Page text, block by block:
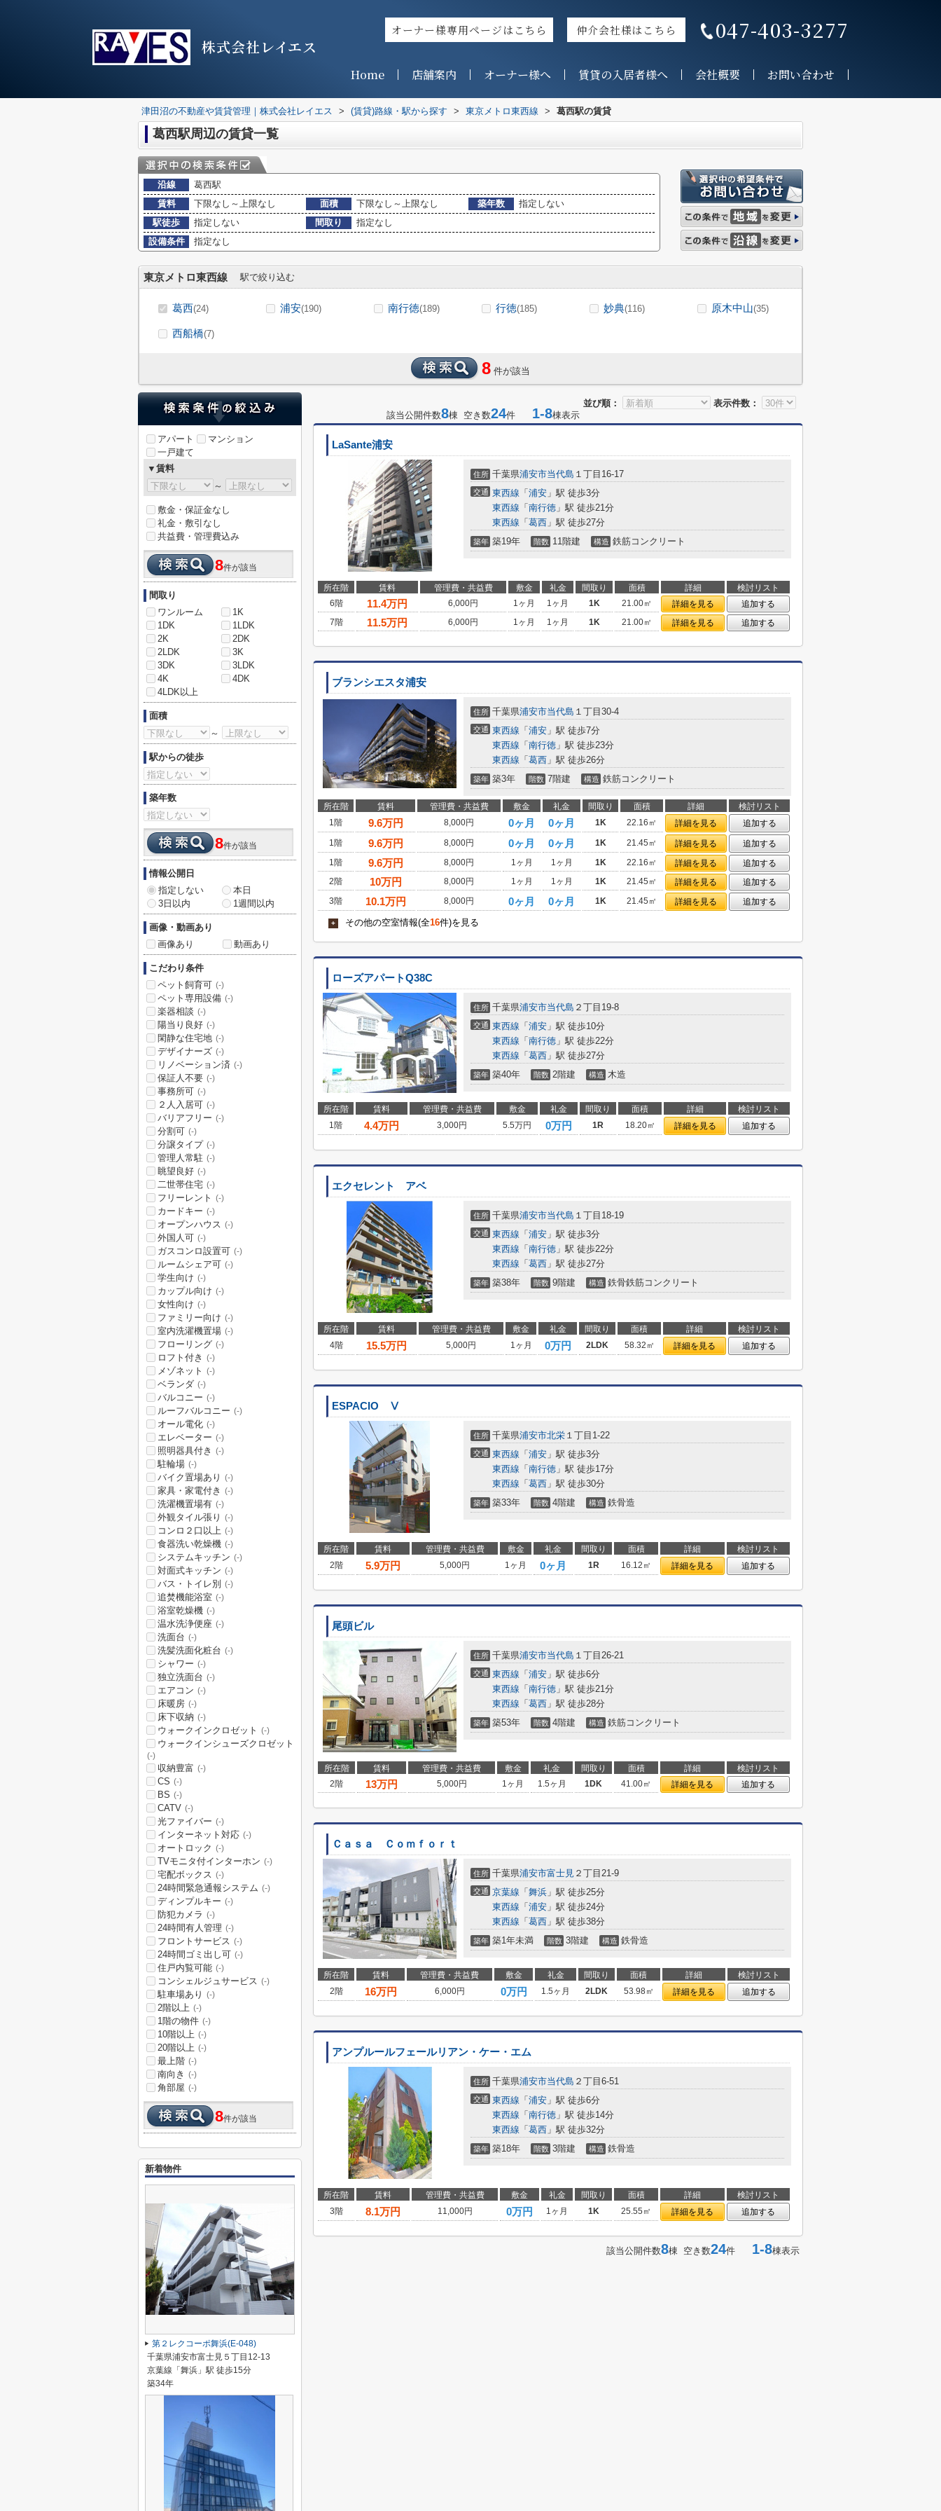
株式会社レイエス
オーナー様専用ページはこちら 仲介会社様はこちら 047-403-3277
Home 店舗案内 オーナー様へ 賃貸の入居者様へ 会社概要 お問い合わせ
津田沼の不動産や賃貸管理｜株式会社レイエス > (賃貸)路線・駅から探す > 東京メトロ東西線 > 葛西駅の賃貸
葛西駅周辺の賃貸一覧
沿線
葛西駅
賃料
下限なし～上限なし 面積 下限なし～上限なし 築年数
指定しない
駅徒歩
指定しない 間取り
指定なし
設備条件
指定なし
東京メトロ東西線 駅で絞り込む
葛西(24) 浦安(190) 南行徳(189) 行徳(185) 妙典(116) 原木中山(35)
西船橋(7)
8 件が該当
並び順：
表示件数：
該当公開件数8棟 空き数24件 1-8棟表示
LaSante浦安
住所 千葉県浦安市当代島 １丁目16-17
交通 東西線 「 浦安 」駅 徒歩3分
東西線 「 南行徳 」駅 徒歩21分
東西線 「 葛西 」駅 徒歩27分
築年 築19年 階数 11階建 構造 鉄筋コンクリート
所在階 賃料 管理費・共益費 敷金 礼金 間取り 面積 詳細
検討リスト
6階
11.4万円 6,000円 1ヶ月 1ヶ月 1K 21.00㎡ 詳細を見る
追加する
7階
11.5万円 6,000円 1ヶ月 1ヶ月 1K 21.00㎡ 詳細を見る 追加する
ブランシエスタ浦安
住所 千葉県浦安市当代島 １丁目30-4
交通 東西線 「 浦安 」駅 徒歩7分
東西線 「 南行徳 」駅 徒歩23分
東西線 「 葛西 」駅 徒歩26分
築年 築3年 階数 7階建 構造 鉄筋コンクリート
所在階 賃料 管理費・共益費 敷金 礼金 間取り 面積 詳細
検討リスト
1階
9.6万円 8,000円 0ヶ月 0ヶ月 1K 22.16㎡ 詳細を見る
追加する
1階
9.6万円 8,000円 0ヶ月 0ヶ月 1K 21.45㎡ 詳細を見る
追加する
1階
9.6万円 8,000円 1ヶ月 1ヶ月 1K 22.16㎡ 詳細を見る
追加する
2階
10万円 8,000円 1ヶ月 1ヶ月 1K 21.45㎡ 詳細を見る
追加する
3階
10.1万円 8,000円 0ヶ月 0ヶ月 1K 21.45㎡ 詳細を見る 追加する
+ その他の空室情報(全16件)を見る
ローズアパートQ38C
住所 千葉県浦安市当代島 ２丁目19-8
交通 東西線 「 浦安 」駅 徒歩10分
東西線 「 南行徳 」駅 徒歩22分
東西線 「 葛西 」駅 徒歩27分
築年 築40年 階数 2階建 構造 木造
所在階 賃料 管理費・共益費 敷金 礼金 間取り 面積 詳細
検討リスト
1階
4.4万円 3,000円 5.5万円 0万円 1R 18.20㎡ 詳細を見る 追加する
エクセレント アベ
住所 千葉県浦安市当代島 １丁目18-19
交通 東西線 「 浦安 」駅 徒歩3分
東西線 「 南行徳 」駅 徒歩22分
東西線 「 葛西 」駅 徒歩27分
築年 築38年 階数 9階建 構造 鉄骨鉄筋コンクリート
所在階 賃料 管理費・共益費 敷金 礼金 間取り 面積 詳細
検討リスト
4階
15.5万円 5,000円 1ヶ月 0万円 2LDK 58.32㎡ 詳細を見る 追加する
ESPACIO Ⅴ
住所 千葉県浦安市北栄 １丁目1-22
交通 東西線 「 浦安 」駅 徒歩3分
東西線 「 南行徳 」駅 徒歩17分
東西線 「 葛西 」駅 徒歩30分
築年 築33年 階数 4階建 構造 鉄骨造
所在階 賃料 管理費・共益費 敷金 礼金 間取り 面積 詳細
検討リスト
2階
5.9万円 5,000円 1ヶ月 0ヶ月 1R 16.12㎡ 詳細を見る 追加する
尾頭ビル
住所 千葉県浦安市当代島 １丁目26-21
交通 東西線 「 浦安 」駅 徒歩6分
東西線 「 南行徳 」駅 徒歩21分
東西線 「 葛西 」駅 徒歩28分
築年 築53年 階数 4階建 構造 鉄筋コンクリート
所在階 賃料 管理費・共益費 敷金 礼金 間取り 面積 詳細
検討リスト
2階
13万円 5,000円 1ヶ月 1.5ヶ月 1DK 41.00㎡ 詳細を見る 追加する
Ｃａｓａ Ｃｏｍｆｏｒｔ
住所 千葉県浦安市富士見 ２丁目21-9
交通 京葉線 「 舞浜 」駅 徒歩25分
東西線 「 浦安 」駅 徒歩24分
東西線 「 葛西 」駅 徒歩38分
築年 築1年未満 階数 3階建 構造 鉄骨造
所在階 賃料 管理費・共益費 敷金 礼金 間取り 面積 詳細
検討リスト
2階
16万円 6,000円 0万円 1.5ヶ月 2LDK 53.98㎡ 詳細を見る 追加する
アンプルールフェールリアン・ケー・エム
住所 千葉県浦安市当代島 ２丁目6-51
交通 東西線 「 浦安 」駅 徒歩6分
東西線 「 南行徳 」駅 徒歩14分
東西線 「 葛西 」駅 徒歩32分
築年 築18年 階数 3階建 構造 鉄骨造
所在階 賃料 管理費・共益費 敷金 礼金 間取り 面積 詳細
検討リスト
3階
8.1万円 11,000円 0万円 1ヶ月 1K 25.55㎡ 詳細を見る 追加する
該当公開件数8棟 空き数24件 1-8棟表示
アパート
マンション
一戸建て
▼賃料
～
敷金・保証金なし
礼金・敷引なし
共益費・管理費込み
8件が該当
間取り
ワンルーム
1K
1DK
1LDK
2K
2DK
2LDK
3K
3DK
3LDK
4K
4DK
4LDK以上
面積
～
駅からの徒歩
築年数
8件が該当
情報公開日
指定しない
本日
3日以内
1週間以内
画像・動画あり
画像あり
動画あり
こだわり条件
ペット飼育可 (-)
ペット専用設備 (-)
楽器相談 (-)
陽当り良好 (-)
閑静な住宅地 (-)
デザイナーズ (-)
リノベーション済 (-)
保証人不要 (-)
事務所可 (-)
２人入居可 (-)
バリアフリー (-)
分割可 (-)
分譲タイプ (-)
管理人常駐 (-)
眺望良好 (-)
二世帯住宅 (-)
フリーレント (-)
カードキー (-)
オープンハウス (-)
外国人可 (-)
ガスコンロ設置可 (-)
ルームシェア可 (-)
学生向け (-)
カップル向け (-)
女性向け (-)
ファミリー向け (-)
室内洗濯機置場 (-)
フローリング (-)
ロフト付き (-)
メゾネット (-)
ベランダ (-)
バルコニー (-)
ルーフバルコニー (-)
オール電化 (-)
エレベーター (-)
照明器具付き (-)
駐輪場 (-)
バイク置場あり (-)
家具・家電付き (-)
洗濯機置場有 (-)
外観タイル張り (-)
コンロ２口以上 (-)
食器洗い乾燥機 (-)
システムキッチン (-)
対面式キッチン (-)
バス・トイレ別 (-)
追焚機能浴室 (-)
浴室乾燥機 (-)
温水洗浄便座 (-)
洗面台 (-)
洗髪洗面化粧台 (-)
シャワー (-)
独立洗面台 (-)
エアコン (-)
床暖房 (-)
床下収納 (-)
ウォークインクロゼット (-)
ウォークインシューズクロゼット
(-)
収納豊富 (-)
CS (-)
BS (-)
CATV (-)
光ファイバー (-)
インターネット対応 (-)
オートロック (-)
TVモニタ付インターホン (-)
宅配ボックス (-)
24時間緊急通報システム (-)
ディンプルキー (-)
防犯カメラ (-)
24時間有人管理 (-)
フロントサービス (-)
24時間ゴミ出し可 (-)
住戸内覧可能 (-)
コンシェルジュサービス (-)
駐車場あり (-)
2階以上 (-)
1階の物件 (-)
10階以上 (-)
20階以上 (-)
最上階 (-)
南向き (-)
角部屋 (-)
8件が該当
新着物件
第２レクコーポ舞浜(E-048)
千葉県浦安市富士見５丁目12-13
京葉線「舞浜」駅 徒歩15分
築34年